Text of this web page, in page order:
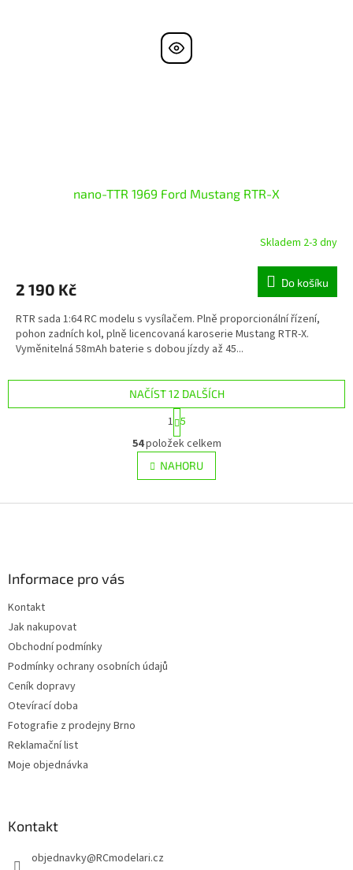
nano-TTR 1969 Ford Mustang RTR-X
Skladem 2-3 dny
2 190 Kč Do košíku
RTR sada 1:64 RC modelu s vysílačem. Plně proporcionální řízení,
pohon zadních kol, plně licencovaná karoserie Mustang RTR-X.
Vyměnitelná 58mAh baterie s dobou jízdy až 45...
O
v
l
á
NAČÍST 12 DALŠÍCH
S
t
r
á
n
k
v
1 5
54položek celkem
NAHORU
Informace pro vás
Kontakt
Jak nakupovat
Obchodní podmínky
Podmínky ochrany osobních údajů
Ceník dopravy
Otevírací doba
Fotografie z prodejny Brno
Reklamační list
Moje objednávka
Kontakt
objednavky@RCmodelari.cz